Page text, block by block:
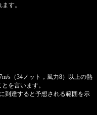
す。
s（34ノット，風力8）以上の熱
を言います。
到達すると予想される範囲を示